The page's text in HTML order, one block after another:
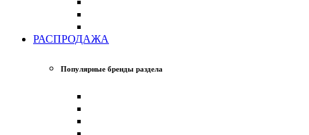
РАСПРОДАЖА
Популярные бренды раздела